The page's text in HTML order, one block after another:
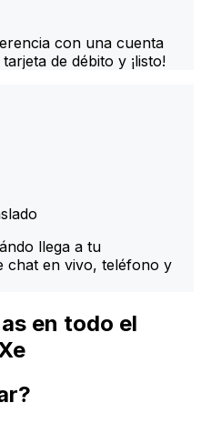
con una cuenta
de débito y ¡listo!
llega a tu
chat en vivo, teléfono y
en todo el